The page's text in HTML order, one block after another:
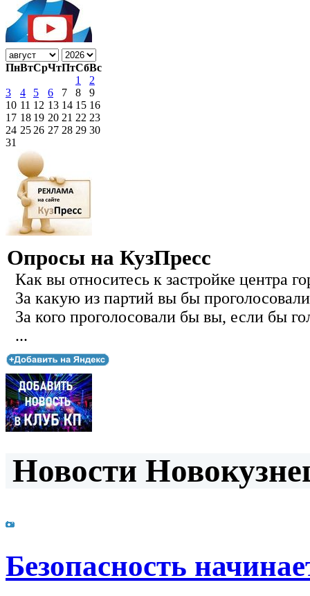
ПнВтСрЧтПтСбВс
1
2
3
4 5 6 7 8
9
10 11 12 13 14 15 16
17 18 19 20 21 22 23
24 25 26 27 28 29 30
31
Опросы на КузПресс
Как вы относитесь к застройке центра
За какую из партий вы бы
За кого проголосовали бы вы, если бы
...
Новости
Безопасность